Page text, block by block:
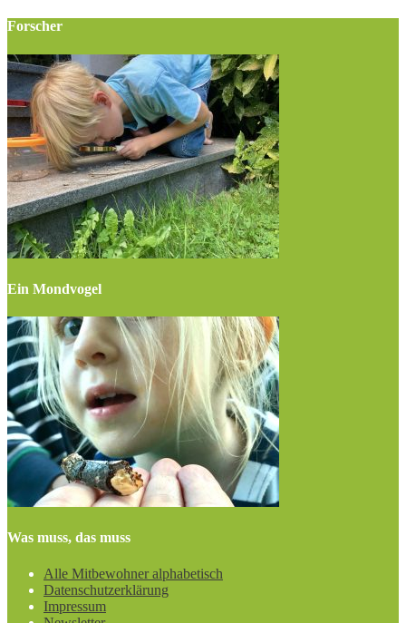
Forscher
Ein Mondvogel
Was muss, das muss
Alle Mitbewohner alphabetisch
Datenschutzerklärung
Impressum